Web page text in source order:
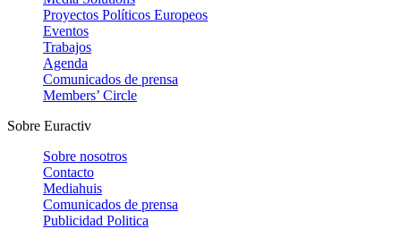
Proyectos Políticos Europeos
Eventos
Trabajos
Agenda
Comunicados de prensa
Members’ Circle
Sobre Euractiv
Sobre nosotros
Contacto
Mediahuis
Comunicados de prensa
Publicidad Politica